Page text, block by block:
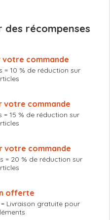
des récompenses
votre commande
= 10 % de réduction sur
votre commande
= 15 % de réduction sur
votre commande
= 20 % de réduction sur
offerte
Livraison gratuite pour